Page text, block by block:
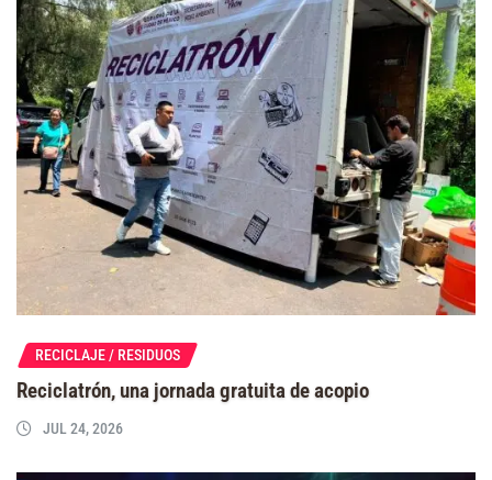
RECICLAJE / RESIDUOS
Reciclatrón, una jornada gratuita de acopio
JUL 24, 2026